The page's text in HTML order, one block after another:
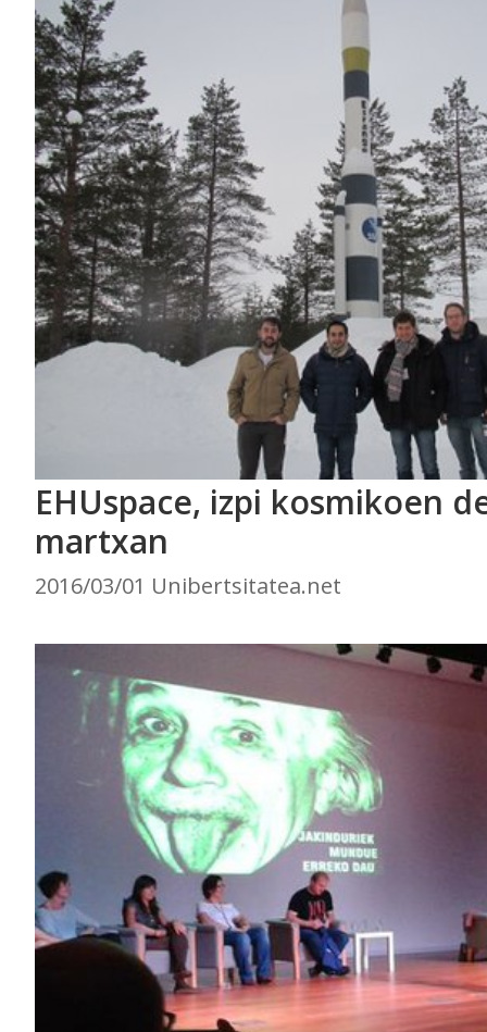
EHUspace, izpi kosmikoen
martxan
2016/03/01 Unibertsitatea.net